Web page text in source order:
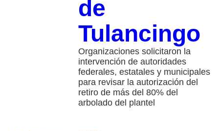
de
Tulancingo
Organizaciones solicitaron la
intervención de autoridades
federales, estatales y municipales
para revisar la autorización del
retiro de más del 80% del
arbolado del plantel